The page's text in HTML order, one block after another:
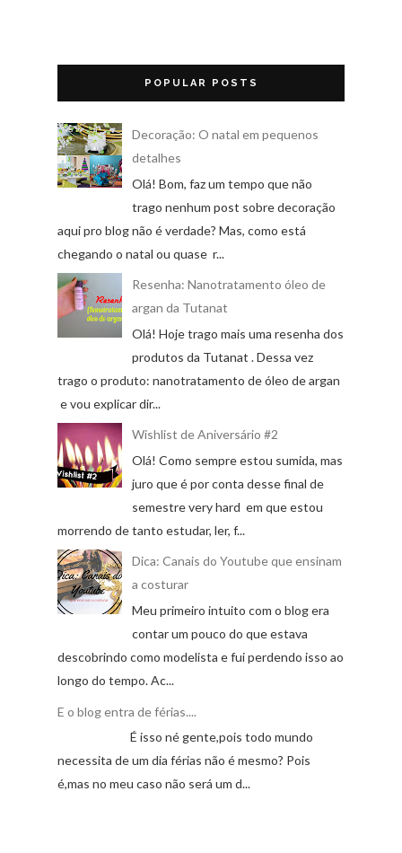
POPULAR POSTS
Decoração: O natal em pequenos
detalhes
Olá! Bom, faz um tempo que não
trago nenhum post sobre decoração
aqui pro blog não é verdade? Mas, como está
chegando o natal ou quase r...
Resenha: Nanotratamento óleo de
argan da Tutanat
Olá! Hoje trago mais uma resenha dos
produtos da Tutanat . Dessa vez
trago o produto: nanotratamento de óleo de argan
e vou explicar dir...
Wishlist de Aniversário #2
Olá! Como sempre estou sumida, mas
juro que é por conta desse final de
semestre very hard em que estou
morrendo de tanto estudar, ler, f...
Dica: Canais do Youtube que ensinam
a costurar
Meu primeiro intuito com o blog era
contar um pouco do que estava
descobrindo como modelista e fui perdendo isso ao
longo do tempo. Ac...
E o blog entra de férias....
É isso né gente,pois todo mundo
necessita de um dia férias não é mesmo? Pois
é,mas no meu caso não será um d...